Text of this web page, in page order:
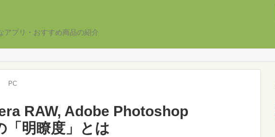
アプリ・おすすめ商品の紹介
PC
RAW, Adobe Photoshop
明瞭度」とは